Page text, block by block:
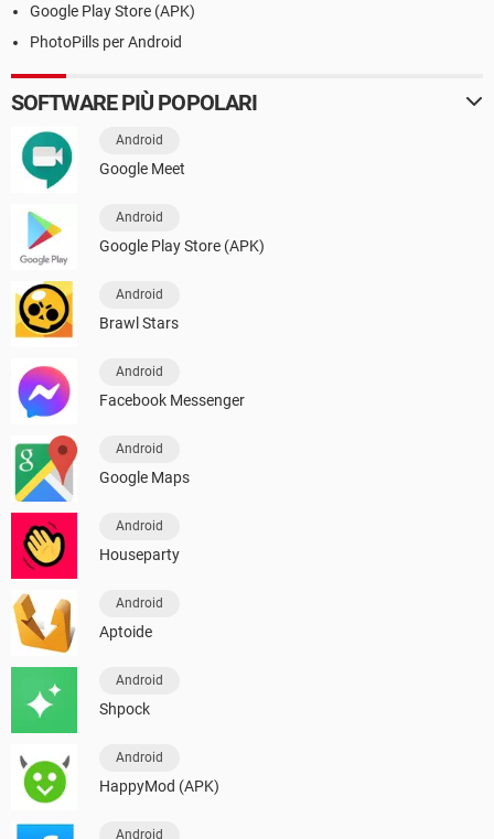
Google Play Store (APK)
PhotoPills per Android
SOFTWARE PIÙ POPOLARI
Android
Google Meet
Android
Google Play Store (APK)
Android
Brawl Stars
Android
Facebook Messenger
Android
Google Maps
Android
Houseparty
Android
Aptoide
Android
Shpock
Android
HappyMod (APK)
Android